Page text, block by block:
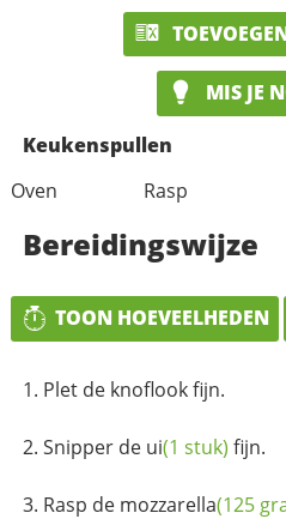
MIS JE
Keukenspullen
Oven
Rasp
Bereidingswijze
TOON HOEVEELHEDEN
Plet de knoflook fijn.
Snipper de ui(1 stuk) fijn.
Rasp de mozzarella(125